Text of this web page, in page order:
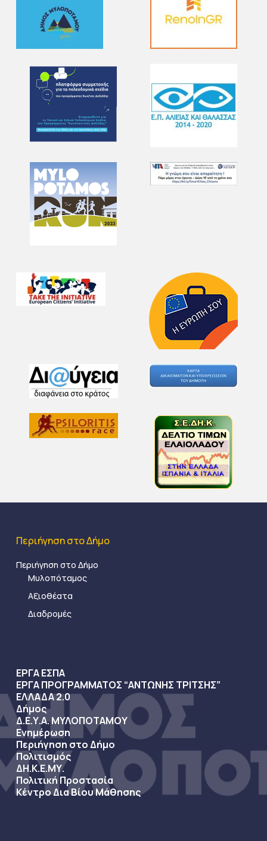
Περιήγηση στο Δήμο
Περιήγηση στο Δήμο
Μυλοπόταμος
Αξιοθέατα
Διαδρομές
ΕΡΓΑ ΕΣΠΑ
ΕΡΓΑ ΠΡΟΓΡΑΜΜΑΤΟΣ “ΑΝΤΩΝΗΣ ΤΡΙΤΣΗΣ”
ΕΛΛΑΔΑ 2.0
Δήμος
Δ.Ε.Υ.Α. ΜΥΛΟΠΟΤΑΜΟΥ
Ενημέρωση
Περιήγηση στο Δήμο
Πολιτισμός
ΔΗ.Κ.Ε.ΜΥ.
Πολιτική Προστασία
Κέντρο Δια Βίου Μάθησης